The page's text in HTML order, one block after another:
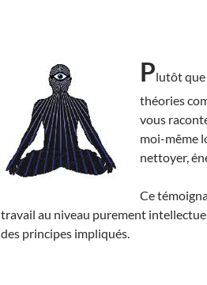
Plutôt que
théories
vous
moi-même
nettoyer,
Ce
travail au niveau purement
des principes impliqués.